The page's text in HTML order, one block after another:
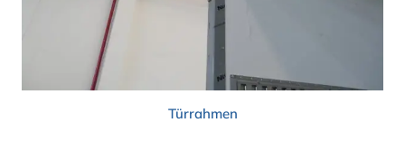
Türrahmen